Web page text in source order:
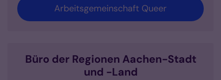
Arbeitsgemeinschaft Queer
Büro der Regionen Aachen-Stadt
und -Land